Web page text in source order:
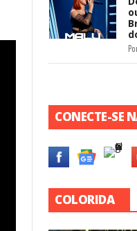
CONECTE-SE
COLORIDA